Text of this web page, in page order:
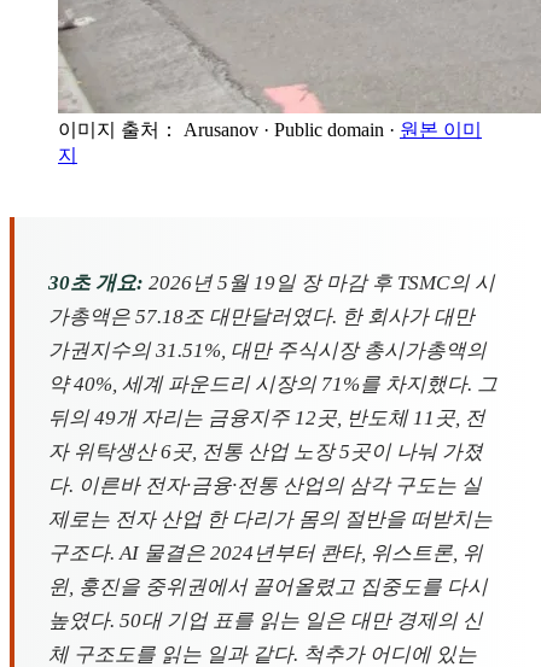
이미지 출처： Arusanov · Public domain · 원본 이미
지
30초 개요: 2026년 5월 19일 장 마감 후 TSMC의 시
가총액은 57.18조 대만달러였다. 한 회사가 대만
가권지수의 31.51%, 대만 주식시장 총시가총액의
약 40%, 세계 파운드리 시장의 71%를 차지했다. 그
뒤의 49개 자리는 금융지주 12곳, 반도체 11곳, 전
자 위탁생산 6곳, 전통 산업 노장 5곳이 나눠 가졌
다. 이른바 전자·금융·전통 산업의 삼각 구도는 실
제로는 전자 산업 한 다리가 몸의 절반을 떠받치는
구조다. AI 물결은 2024년부터 콴타, 위스트론, 위
윈, 훙진을 중위권에서 끌어올렸고 집중도를 다시
높였다. 50대 기업 표를 읽는 일은 대만 경제의 신
체 구조도를 읽는 일과 같다. 척추가 어디에 있는